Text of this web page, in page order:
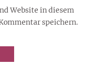
Website in diesem
speichern.